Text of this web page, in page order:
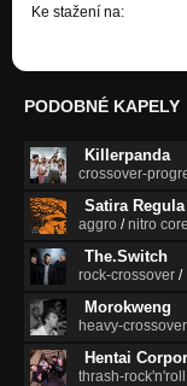
City
Úkryt (Jiné světy -
Nezařazeno
Nezařazeno
Dej mi (Jiné světy -
Nezařazeno
OPTIMISTA (živě - 2011)
Ke stažení na:
PODOBNÉ KAPELY
Killerpanda
crossover-
Satira Regula
aggro /nitro
The.Switch
rock-crossover /
Morokweng
heavy-crossover
Hentai
thrash-rock'n'roll